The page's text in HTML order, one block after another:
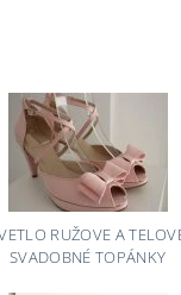
RUŽOVE A
SVADOBNÉ TOPÁNKY